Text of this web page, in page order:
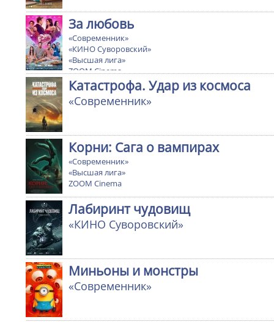
За любовь
«Современник»
«КИНО Суворовский»
«Высшая лига»
ZOOM Cinema
Катастрофа. Удар из космоса
«Современник»
Корни: Сага о вампирах
«Современник»
«Высшая лига»
ZOOM Cinema
Лабиринт чудовищ
«КИНО Суворовский»
Миньоны и монстры
«Современник»